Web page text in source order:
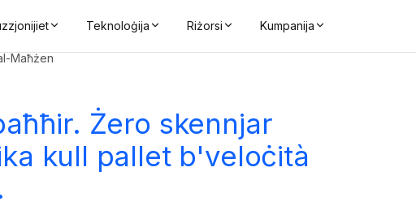
Teknoloġija Riżorsi Kumpanija
Maħżen
Żero skennjar
kull pallet b'veloċità